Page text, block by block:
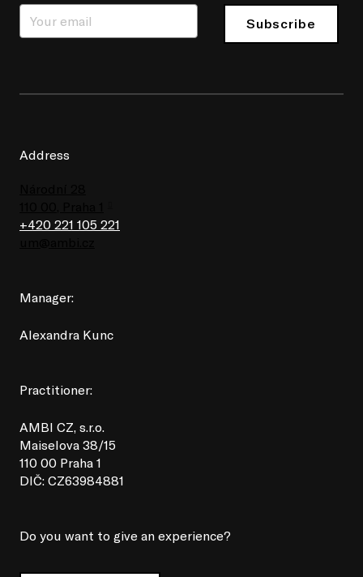
Subscribe
Address
+420 221 105 221
Manager:
Alexandra Kunc
Practitioner:
AMBI CZ, s.r.o.
Maiselova 38/15
110 00 Praha 1
DIČ: CZ63984881
Do you want to give an experience?